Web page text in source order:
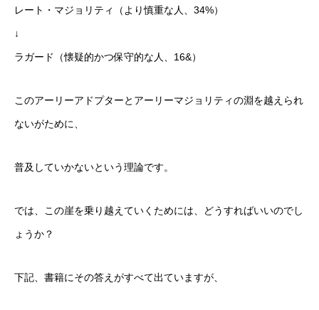
レート・マジョリティ（より慎重な人、34%）
↓
ラガード（懐疑的かつ保守的な人、16&）
このアーリーアドプターとアーリーマジョリティの淵を越えられ
ないがために、
普及していかないという理論です。
では、この崖を乗り越えていくためには、どうすればいいのでし
ょうか？
下記、書籍にその答えがすべて出ていますが、